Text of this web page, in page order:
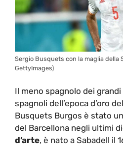
Sergio Busquets con la maglia della
GettyImages)
Il meno spagnolo dei
spagnoli dell’epoca d’oro
Busquets Burgos è stato
del Barcellona negli ultimi
d’arte, è nato a Sabadell il